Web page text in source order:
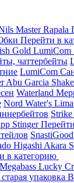
MasterRapala
Перейти в
Gold LumiCom
чаттербейты
LumiCom
Abu Garcia
Waterland
Nord Water's
Stinger
SnastiGood
Higashi Akara
в категорию
Megabass Lucky
упаковка